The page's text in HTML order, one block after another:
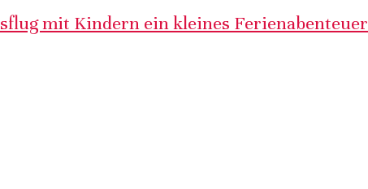
mit Kindern ein kleines Ferienabenteuer